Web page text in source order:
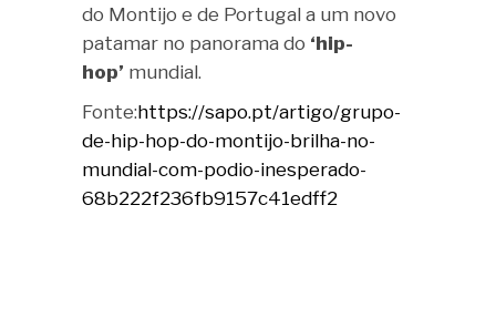
do Montijo e de Portugal a um novo
patamar no panorama do ‘hip-
hop’ mundial.
Fonte:https://sapo.pt/artigo/grupo-
de-hip-hop-do-montijo-brilha-no-
mundial-com-podio-inesperado-
68b222f236fb9157c41edff2